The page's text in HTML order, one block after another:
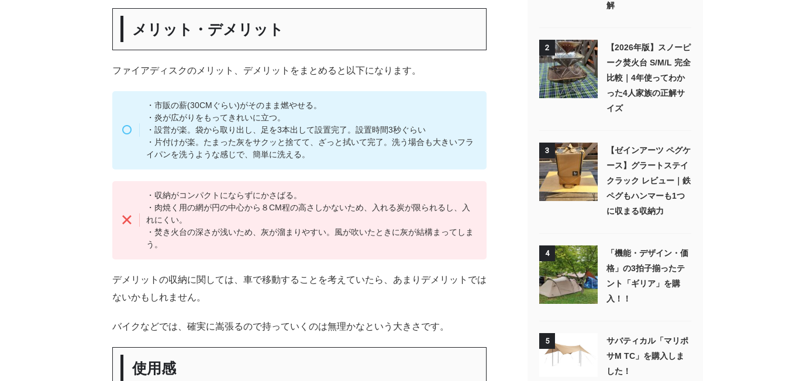
メリット・デメリット
ファイアディスクのメリット、デメリットをまとめると以下になります。
・市販の薪(30CMぐらい)がそのまま燃やせる。
・炎が広がりをもってきれいに立つ。
・設営が楽。袋から取り出し、足を3本出して設置完了。設置時間3秒ぐらい
・片付けが楽。たまった灰をサクッと捨てて、ざっと拭いて完了。洗う場合も大きいフラ
イパンを洗うような感じで、簡単に洗える。
・収納がコンパクトにならずにかさばる。
・肉焼く用の網が円の中心から８CM程の高さしかないため、入れる炭が限られるし、入
れにくい。
・焚き火台の深さが浅いため、灰が溜まりやすい。風が吹いたときに灰が結構まってしま
う。
デメリットの収納に関しては、車で移動することを考えていたら、あまりデメリットでは
ないかもしれません。
バイクなどでは、確実に嵩張るので持っていくのは無理かなという大きさです。
使用感
解
2
【2026年版】スノーピ
ーク焚火台 S/M/L 完全
比較｜4年使ってわか
った4人家族の正解サ
イズ
3
【ゼインアーツ ペグケ
ース】グラートステイ
クラック レビュー｜鉄
ペグもハンマーも1つ
に収まる収納力
4
「機能・デザイン・価
格」の3拍子揃ったテ
ント「ギリア」を購
入！！
5
サバティカル「マリポ
サM TC」を購入しま
した！